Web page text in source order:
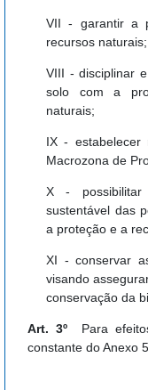
VII - garantir a
recursos naturais;
VIII - disciplinar
solo com a
naturais;
IX - estabelecer
Macrozona de
X - possibilitar
sustentável das
a proteção e a
XI - conservar
visando
conservação da
Art. 3º Para
constante do Anexo